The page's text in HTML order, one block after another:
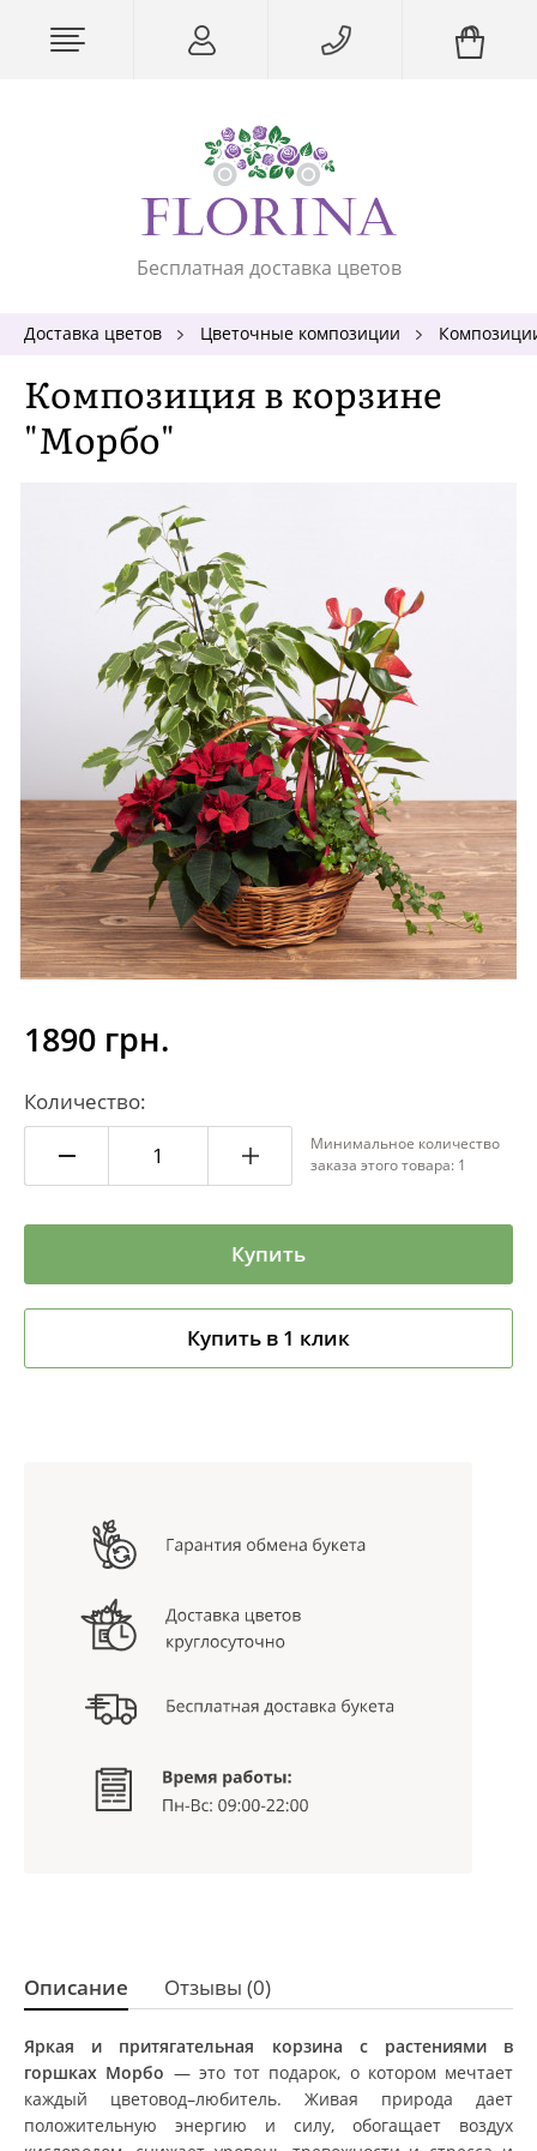
Бесплатная доставка цветов
Доставка цветов Цветочные композиции
Композиция в корзине
"Морбо"
1890 грн.
Количество:
Минимальное количество
заказа этого товара: 1
Купить
Купить в 1 клик
Описание Отзывы (0)
Яркая и притягательная корзина с растениями в
горшках Морбо — это тот подарок, о котором мечтает
каждый цветовод–любитель. Живая природа дает
положительную энергию и силу, обогащает воздух